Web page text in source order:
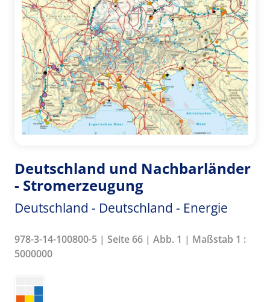
Deutschland und Nachbarländer
- Stromerzeugung
Deutschland - Deutschland - Energie
978-3-14-100800-5 | Seite 66 | Abb. 1 | Maßstab 1 :
5000000